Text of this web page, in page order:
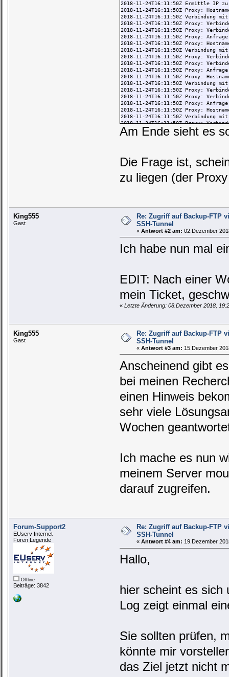
2018-11-24T16:11:50Z Ermittle IP
2018-11-24T16:11:50Z Proxy:
2018-11-24T16:11:50Z
2018-11-24T16:11:50Z Proxy:
2018-11-24T16:11:50Z Proxy:
2018-11-24T16:11:50Z Proxy:
2018-11-24T16:11:50Z Proxy:
2018-11-24T16:11:50Z
2018-11-24T16:11:50Z Proxy:
2018-11-24T16:11:50Z Proxy:
2018-11-24T16:11:50Z Proxy:
2018-11-24T16:11:50Z Proxy:
2018-11-24T16:11:50Z
2018-11-24T16:11:50Z Proxy:
2018-11-24T16:11:50Z Proxy:
2018-11-24T16:11:50Z Proxy:
2018-11-24T16:11:50Z Proxy:
2018-11-24T16:11:50Z
2018-11-24T16:11:50Z Proxy:
2018-11-24T16:11:50Z Proxy:
2018-11-24T16:11:50Z Proxy:
2018-11-24T16:11:50Z Proxy:
2018-11-24T16:11:50Z Proxy:
2018-11-24T16:11:50Z Proxy:
2018-11-24T16:11:50Z Proxy:
2018-11-24T16:11:50Z Verbindung
2018-11-24T16:11:50Z Verbunden
2018-11-24T16:11:50Z 220
2018-11-24T16:11:50Z AUTH TLS
2018-11-24T16:11:50Z 234 AUTH TLS
Am Ende sieht es
Die Frage ist,
zu liegen (der
King555
Gast
Re: Zugriff auf Backup-FTP
SSH-Tunnel
« Antwort #2 am: 02.Dezember
Ich habe nun mal
EDIT: Nach einer
mein Ticket,
«Letzte Änderung: 08.Dezember 2018,
King555
Gast
Re: Zugriff auf Backup-FTP
SSH-Tunnel
« Antwort #3 am: 15.Dezember
Anscheinend gibt
bei meinen
einen Hinweis
sehr viele
Wochen
Ich mache es nun
meinem Server
darauf zugreifen.
Forum-Support2
EUserv Internet
Foren Legende
Offline
Beiträge: 3842
Re: Zugriff auf Backup-FTP
SSH-Tunnel
« Antwort #4 am: 19.Dezember
Hallo,
hier scheint es sich
Log zeigt einmal
Sie sollten prüfen,
könnte mir
das Ziel jetzt nicht